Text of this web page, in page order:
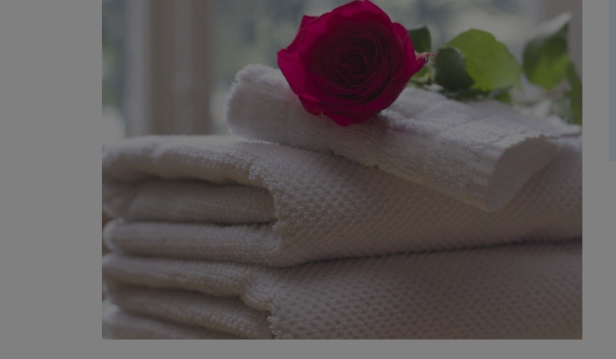
Mari, monti, laghi e città d'arte
Esplora il Veneto
LA PRIMA REGIONE TURISTICA IN
ITALIA
Trekking e percorsi
Mountain Bike
Lessinia Adventure - Quad
A cavallo in Lessinia
Lo sci ed altri sport invernali
Palestre a cielo aperto
Associazioni sportive e Guide